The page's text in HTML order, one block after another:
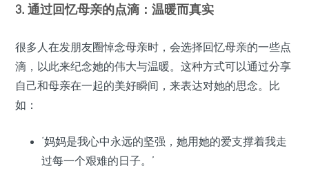
3. 通过回忆母亲的点滴：温暖而真实
很多人在发朋友圈悼念母亲时，会选择回忆母亲的一些点
滴，以此来纪念她的伟大与温暖。这种方式可以通过分享
自己和母亲在一起的美好瞬间，来表达对她的思念。比
如：
‘妈妈是我心中永远的坚强，她用她的爱支撑着我走
过每一个艰难的日子。’